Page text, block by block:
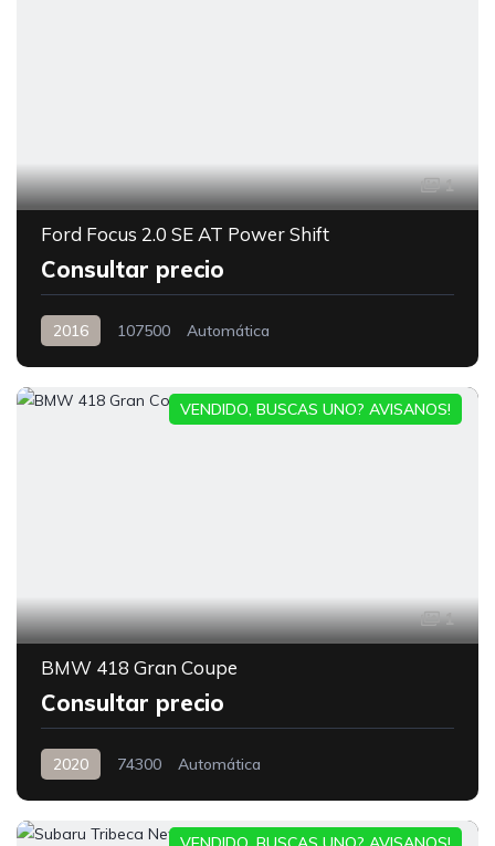
1
Ford Focus 2.0 SE AT Power Shift
Consultar precio
2016 107500 Automática
1
BMW 418 Gran Coupe
Consultar precio
2020 74300 Automática
VENDIDO, BUSCAS UNO? AVISANOS!